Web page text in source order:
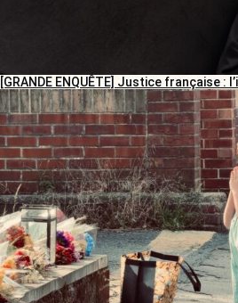
[GRANDE ENQUÊTE] Justice française :